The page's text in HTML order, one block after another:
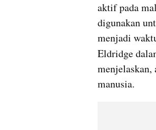
aktif pada
digunakan
menjadi
Eldridge
manusia.